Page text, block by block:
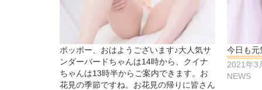
ポッポー、おはようございます♪大人気サ
ンダーバードちゃんは14時から、クイナ
ちゃんは13時半からご案内できます。お
花見の季節ですね。お花見の帰りに皆さん
今日も元
2021年3
NEWS